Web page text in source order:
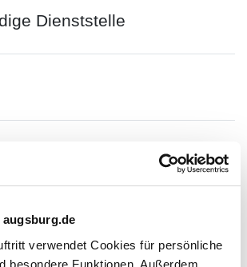
verwendet Cookies für persönliche
besondere Funktionen. Außerdem
Dienststelle
für Kindergeld und
(externe Links)